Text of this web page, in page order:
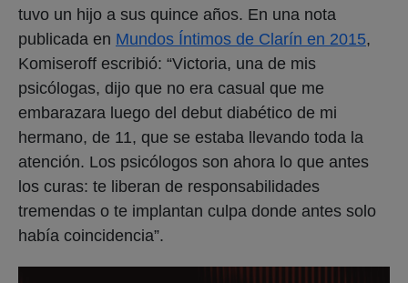
tuvo un hijo a sus quince años. En una nota
publicada en Mundos Íntimos de Clarín en 2015,
Komiseroff escribió: “Victoria, una de mis
psicólogas, dijo que no era casual que me
embarazara luego del debut diabético de mi
hermano, de 11, que se estaba llevando toda la
atención. Los psicólogos son ahora lo que antes
los curas: te liberan de responsabilidades
tremendas o te implantan culpa donde antes solo
había coincidencia”.